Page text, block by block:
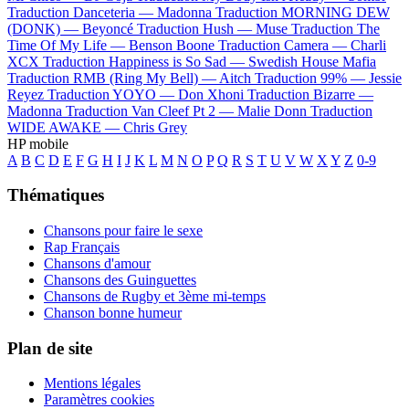
Traduction Danceteria — Madonna Traduction MORNING DEW
(DONK) — Beyoncé Traduction Hush — Muse Traduction The
Time Of My Life — Benson Boone Traduction Camera — Charli
XCX Traduction Happiness is So Sad — Swedish House Mafia
Traduction RMB (Ring My Bell) — Aitch Traduction 99% — Jessie
Reyez Traduction YOYO — Don Xhoni Traduction Bizarre —
Madonna Traduction Van Cleef Pt 2 — Malie Donn Traduction
WIDE AWAKE — Chris Grey
HP mobile
A B C D E F G H I J K L M N O P Q R S T U V W X Y Z 0-9
Thématiques
Chansons pour faire le sexe
Rap Français
Chansons d'amour
Chansons des Guinguettes
Chansons de Rugby et 3ème mi-temps
Chanson bonne humeur
Plan de site
Mentions légales
Paramètres cookies